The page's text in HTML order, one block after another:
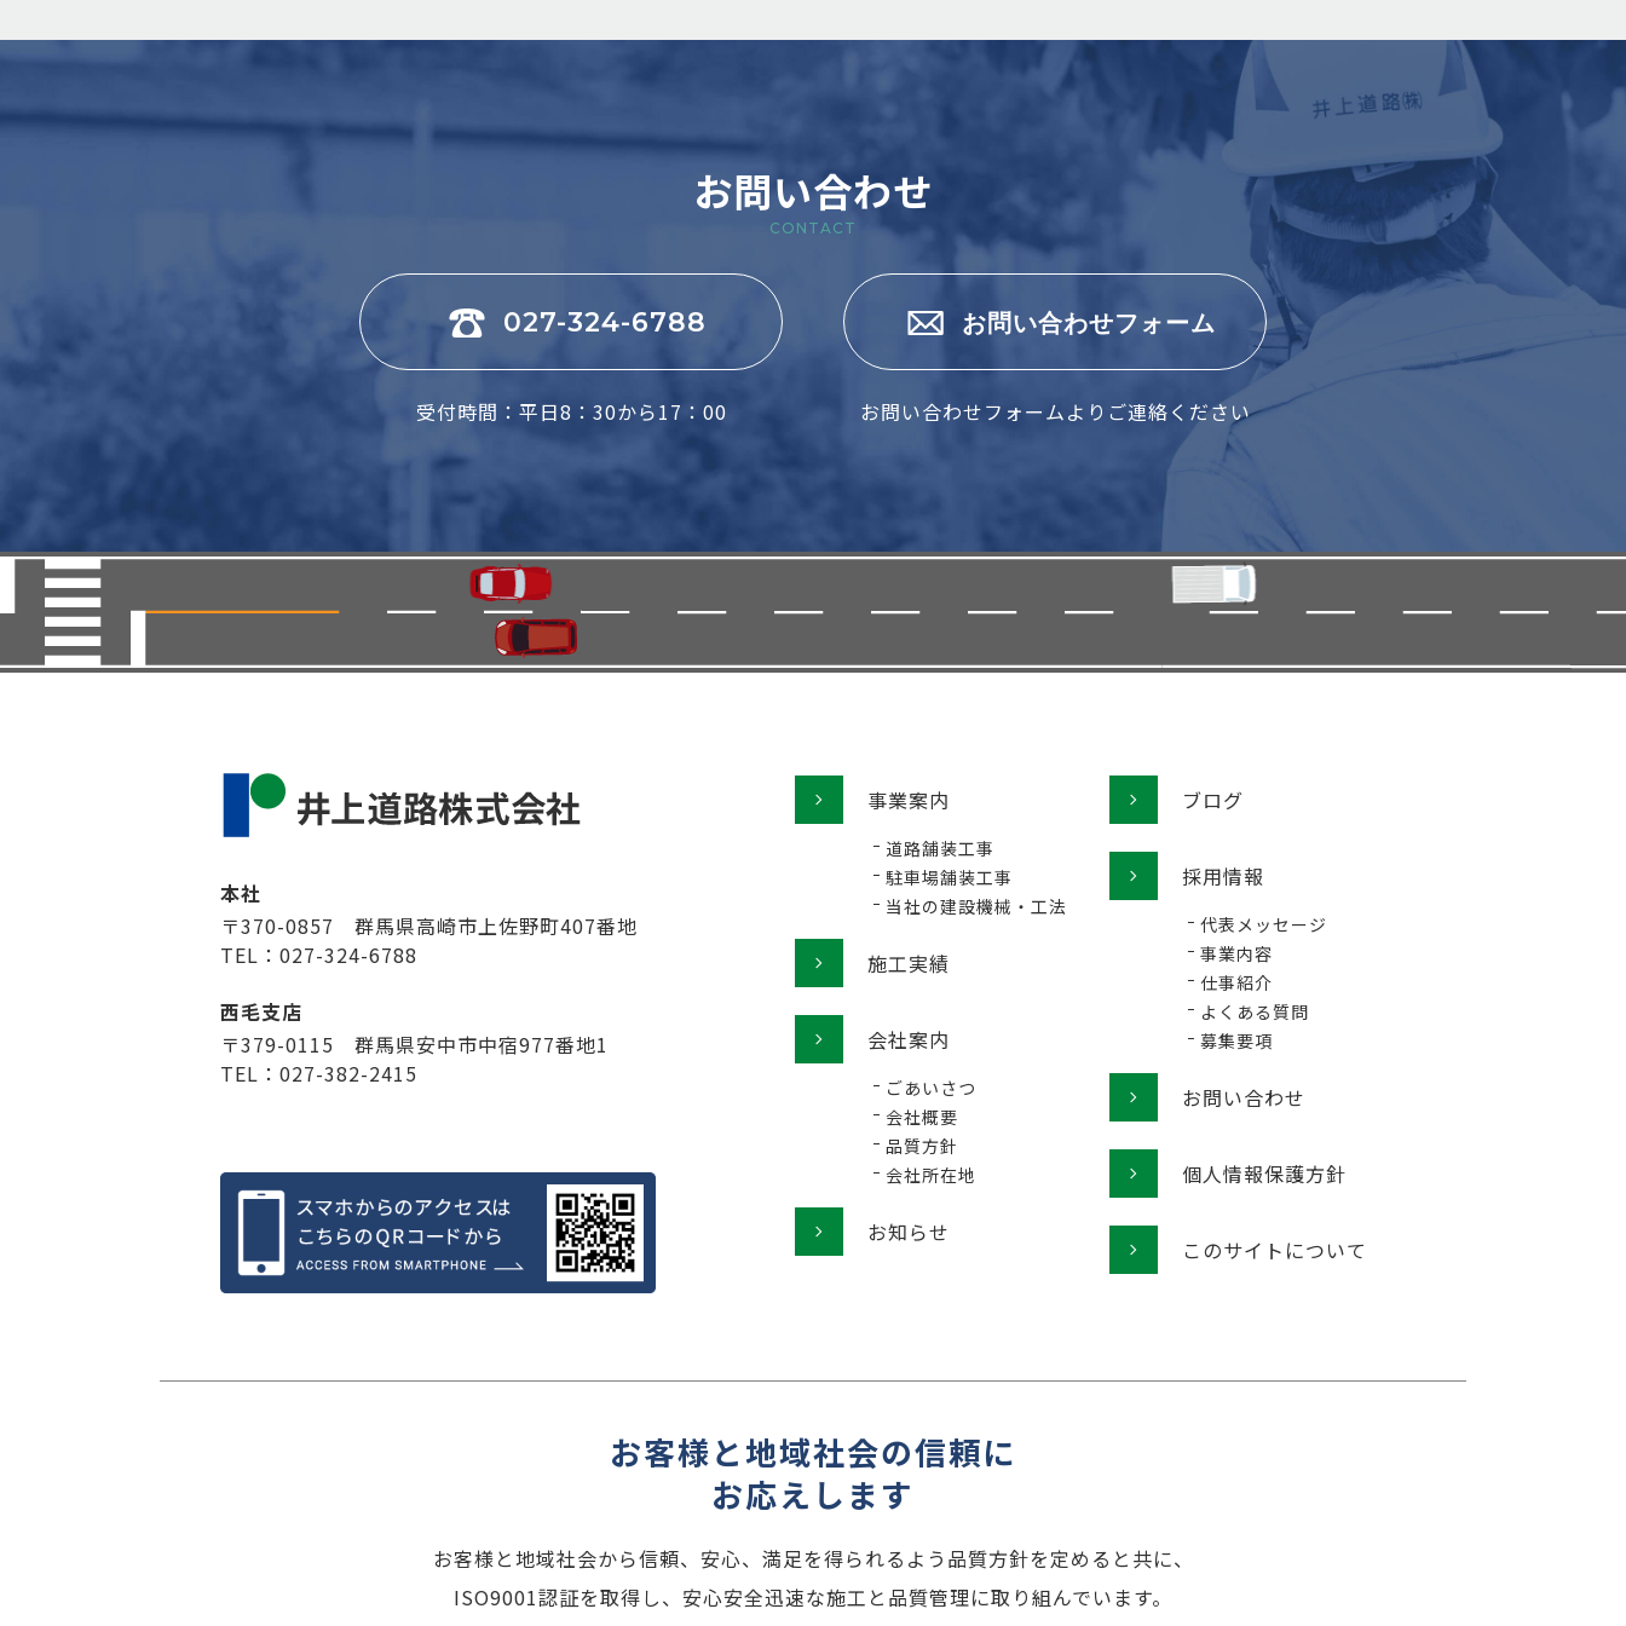
お問い合わせ
CONTACT
027-324-6788
受付時間：平日8：30から17：00
お問い合わせフォーム
お問い合わせフォームよりご連絡ください
本社
〒370-0857 群馬県高崎市上佐野町407番地
TEL：027-324-6788
西毛支店
〒379-0115 群馬県安中市中宿977番地1
TEL：027-382-2415
事業案内
道路舗装工事
駐車場舗装工事
当社の建設機械・工法
施工実績
会社案内
ごあいさつ
会社概要
品質方針
会社所在地
お知らせ
ブログ
採用情報
代表メッセージ
事業内容
仕事紹介
よくある質問
募集要項
お問い合わせ
個人情報保護方針
このサイトについて
お客様と地域社会の信頼に
お応えします
お客様と地域社会から信頼、安心、満足を得られるよう品質方針を定めると共に、
ISO9001認証を取得し、安心安全迅速な施工と品質管理に取り組んでいます。